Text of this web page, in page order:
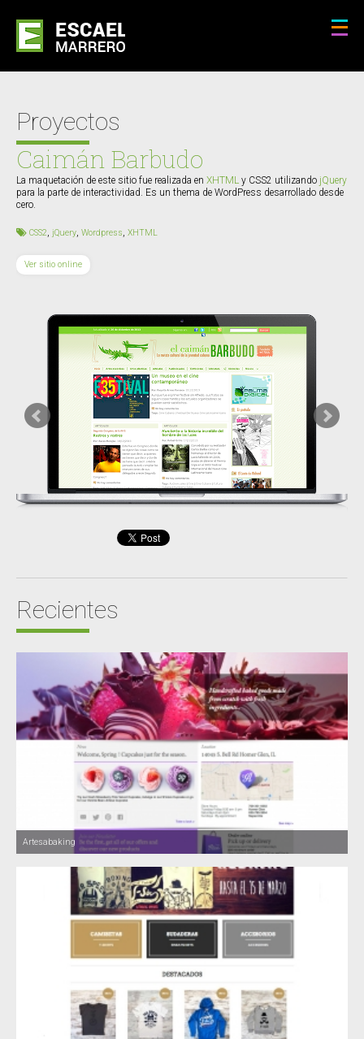
Proyectos
Caimán Barbudo
La maquetación de este sitio fue realizada en XHTML y CSS2 utilizando jQuery
para la parte de interactividad. Es un thema de WordPress desarrollado desde
cero.
CSS2 jQuery Wordpress XHTML
Ver sitio online
Recientes
Artesabaking